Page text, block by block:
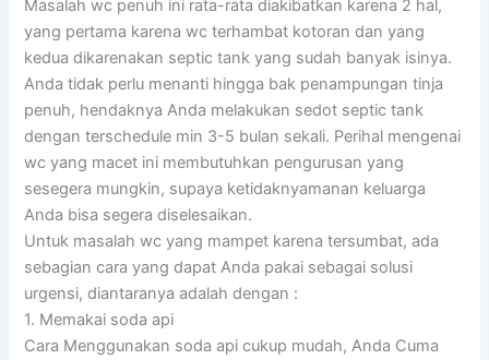
Masalah wc penuh ini rata-rata diakibatkan karena 2 hal,
yang pertama karena wc terhambat kotoran dan yang
kedua dikarenakan septic tank yang sudah banyak isinya.
Anda tidak perlu menanti hingga bak penampungan tinja
penuh, hendaknya Anda melakukan sedot septic tank
dengan terschedule min 3-5 bulan sekali. Perihal mengenai
wc yang macet ini membutuhkan pengurusan yang
sesegera mungkin, supaya ketidaknyamanan keluarga
Anda bisa segera diselesaikan.
Untuk masalah wc yang mampet karena tersumbat, ada
sebagian cara yang dapat Anda pakai sebagai solusi
urgensi, diantaranya adalah dengan :
1. Memakai soda api
Cara Menggunakan soda api cukup mudah, Anda Cuma